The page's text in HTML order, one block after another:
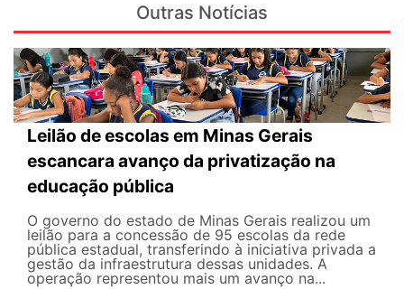
Outras Notícias
Leilão de escolas em Minas Gerais
escancara avanço da privatização na
educação pública
O governo do estado de Minas Gerais realizou um
leilão para a concessão de 95 escolas da rede
pública estadual, transferindo à iniciativa privada a
gestão da infraestrutura dessas unidades. A
operação representou mais um avanço na...